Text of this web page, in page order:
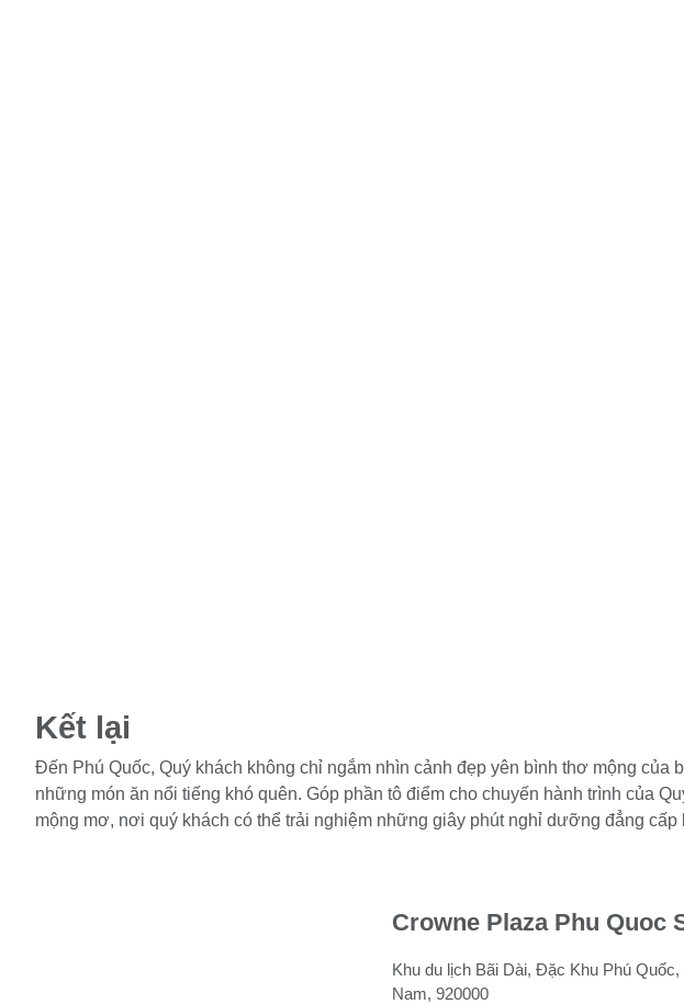
Kết lại
Đến Phú Quốc, Quý khách không chỉ ngắm nhìn cảnh đẹp yên bình thơ mộng
những món ăn nổi tiếng khó quên. Góp phần tô điểm cho chuyến hành trình của
mộng mơ, nơi quý khách có thể trải nghiệm những giây phút nghỉ dưỡng đẳng
Crowne Plaza Phu Quoc
Khu du lịch Bãi Dài, Đặc Khu Phú Quốc,
Nam, 920000